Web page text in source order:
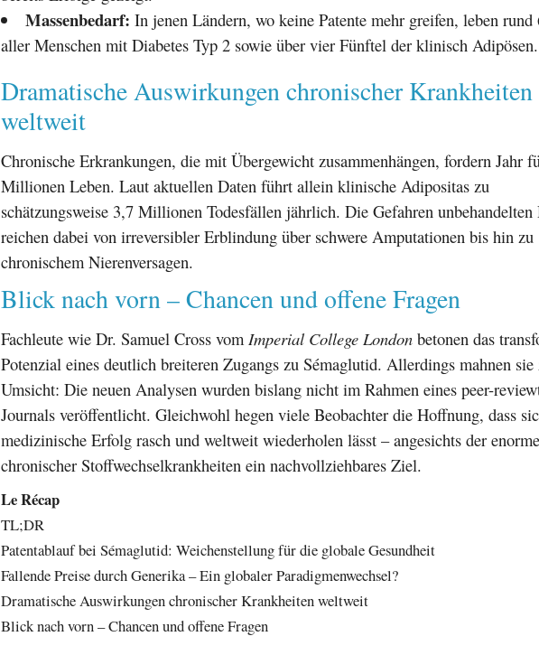
Massenbedarf: In jenen Ländern, wo keine Patente mehr greifen, leben rund
aller Menschen mit Diabetes Typ 2 sowie über vier Fünftel der klinisch Adipösen.
Dramatische Auswirkungen chronischer Krankheiten
weltweit
Chronische Erkrankungen, die mit Übergewicht zusammenhängen, fordern Jahr
Millionen Leben. Laut aktuellen Daten führt allein klinische Adipositas zu
schätzungsweise 3,7 Millionen Todesfällen jährlich. Die Gefahren unbehandelten
reichen dabei von irreversibler Erblindung über schwere Amputationen bis hin zu
chronischem Nierenversagen.
Blick nach vorn – Chancen und offene Fragen
Fachleute wie Dr. Samuel Cross vom Imperial College London betonen das
Potenzial eines deutlich breiteren Zugangs zu Sémaglutid. Allerdings mahnen sie
Umsicht: Die neuen Analysen wurden bislang nicht im Rahmen eines peer-
Journals veröffentlicht. Gleichwohl hegen viele Beobachter die Hoffnung, dass
medizinische Erfolg rasch und weltweit wiederholen lässt – angesichts der
chronischer Stoffwechselkrankheiten ein nachvollziehbares Ziel.
Le Récap
TL;DR
Patentablauf bei Sémaglutid: Weichenstellung für die globale Gesundheit
Fallende Preise durch Generika – Ein globaler Paradigmenwechsel?
Dramatische Auswirkungen chronischer Krankheiten weltweit
Blick nach vorn – Chancen und offene Fragen